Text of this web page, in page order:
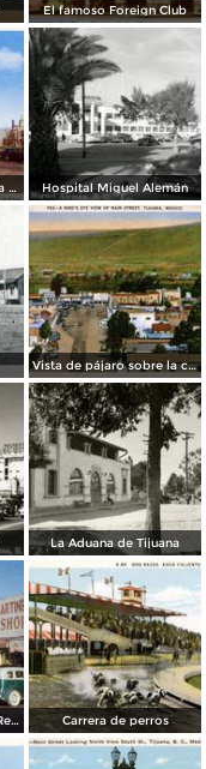
El famoso Foreign Club
Avenida Revolución, a la entrada Hospital Miguel Alemán
Vista de pájaro sobre la calle principal de Tijuana
La Aduana de Tijuana
Comercios en Avenida Revolución Carrera de perros